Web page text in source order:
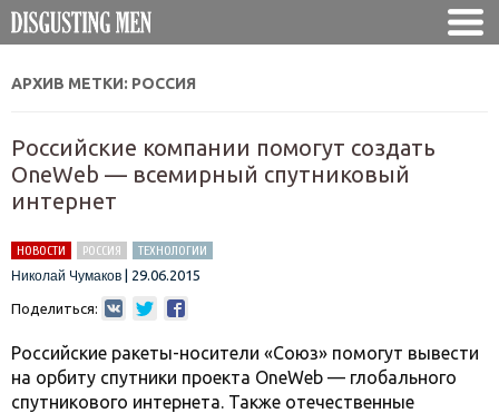
АРХИВ МЕТКИ: РОССИЯ
Российские компании помогут создать
OneWeb — всемирный спутниковый
интернет
НОВОСТИ РОССИЯ
ТЕХНОЛОГИИ
Николай Чумаков
29.06.2015
Поделиться:
Российские ракеты-носители «Союз» помогут вывести
на орбиту спутники проекта OneWeb — глобального
спутникового интернета. Также отечественные